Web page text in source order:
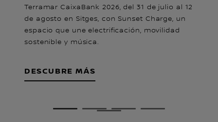
Terramar CaixaBank 2026, del 31 de julio al 12
de agosto en Sitges, con Sunset Charge, un
espacio que une electrificación, movilidad
sostenible y música.
DESCUBRE MÁS
1 2 3 4
5